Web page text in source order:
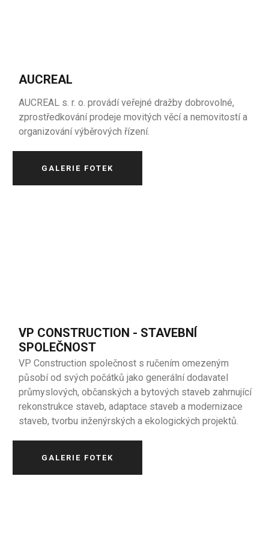
AUCREAL
AUCREAL s. r. o. provádí veřejné dražby dobrovolné,
zprostředkování prodeje movitých věcí a nemovitostí a
organizování výběrových řízení.
GALERIE FOTEK
VP CONSTRUCTION - STAVEBNÍ
SPOLEČNOST
VP Construction společnost s ručením omezeným
působí od svých počátků jako generální dodavatel
průmyslových, občanských a bytových staveb zahrnující
rekonstrukce staveb, adaptace staveb a modernizace
staveb, tvorbu inženýrských a ekologických projektů.
GALERIE FOTEK